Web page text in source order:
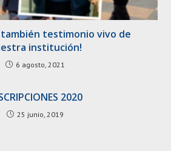
también testimonio vivo de
institución!
6 agosto, 2021
2020
25 junio, 2019